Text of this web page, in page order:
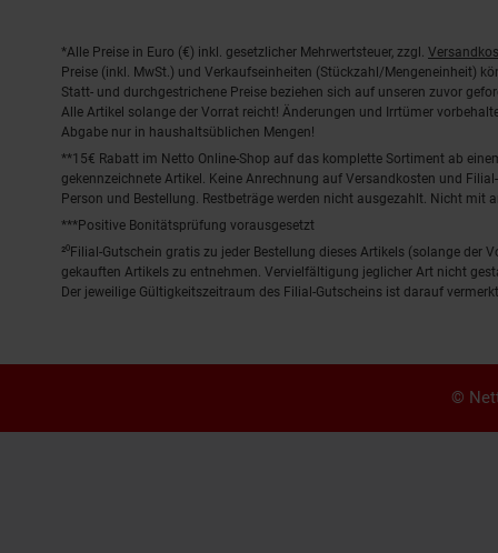
Fußnoten
*Alle Preise in Euro (€) inkl. gesetzlicher Mehrwertsteuer, zzgl.
Preise (inkl. MwSt.) und Verkaufseinheiten (Stückzahl/Mengeneinheit)
Statt- und durchgestrichene Preise beziehen sich auf unseren zuvor
Alle Artikel solange der Vorrat reicht! Änderungen und Irrtümer
Abgabe nur in haushaltsüblichen Mengen!
**15€ Rabatt im Netto Online-Shop auf das komplette Sortiment ab
gekennzeichnete Artikel. Keine Anrechnung auf Versandkosten und
Person und Bestellung. Restbeträge werden nicht ausgezahlt. Nicht mit
***Positive Bonitätsprüfung vorausgesetzt
²⁰Filial-Gutschein gratis zu jeder Bestellung dieses Artikels (solange
gekauften Artikels zu entnehmen. Vervielfältigung jeglicher Art nicht
Der jeweilige Gültigkeitszeitraum des Filial-Gutscheins ist darauf
©